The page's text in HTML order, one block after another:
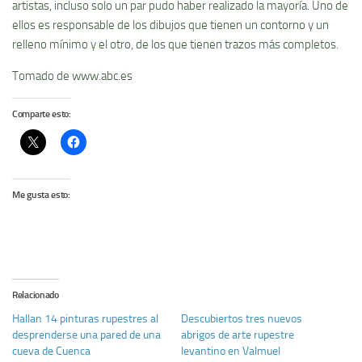
artistas, incluso solo un par pudo haber realizado la mayoría. Uno de
ellos es responsable de los dibujos que tienen un contorno y un
relleno mínimo y el otro, de los que tienen trazos más completos.
Tomado de www.abc.es
Comparte esto:
Me gusta esto:
Relacionado
Hallan 14 pinturas rupestres al
desprenderse una pared de una
cueva de Cuenca
Descubiertos tres nuevos
abrigos de arte rupestre
levantino en Valmuel